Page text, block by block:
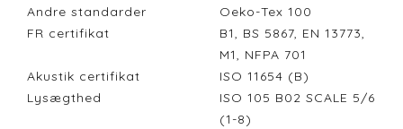
Andre standarder
Oeko-Tex 100
FR certifikat
B1, BS 5867, EN 13773,
M1, NFPA 701
Akustik certifikat
ISO 11654 (B)
Lysægthed
ISO 105 B02 SCALE 5/6
(1-8)